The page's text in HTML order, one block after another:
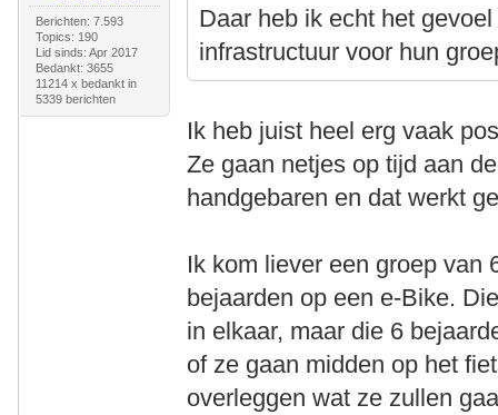
Berichten: 7.593
Topics: 190
Lid sinds: Apr 2017
Bedankt: 3655
11214 x bedankt in
5339 berichten
Daar heb ik echt het
infrastructuur voor hun
Ik heb juist heel erg vaak
Ze gaan netjes op tijd aan
handgebaren en dat werkt
Ik kom liever een groep van
bejaarden op een e-Bike.
in elkaar, maar die 6
of ze gaan midden op het
overleggen wat ze zullen